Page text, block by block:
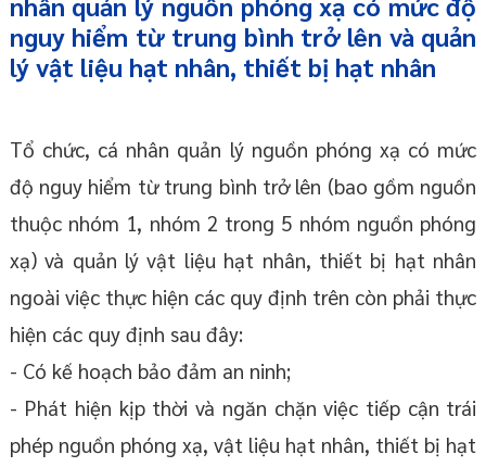
nguy hiểm từ trung bình trở lên và quản
lý vật liệu hạt nhân, thiết bị hạt nhân
Tổ chức, cá nhân quản lý nguồn phóng xạ có mức
độ nguy hiểm từ trung bình trở lên (bao gồm nguồn
thuộc nhóm 1, nhóm 2 trong 5 nhóm nguồn phóng
xạ) và quản lý vật liệu hạt nhân, thiết bị hạt nhân
ngoài việc thực hiện các quy định trên còn phải thực
hiện các quy định sau đây:
- Có kế hoạch bảo đảm an ninh;
- Phát hiện kịp thời và ngăn chặn việc tiếp cận trái
phép nguồn phóng xạ, vật liệu hạt nhân, thiết bị hạt